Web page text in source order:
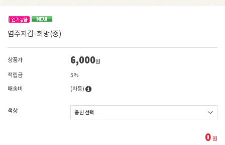
염주지갑-희망(중)
상품가 6,000원
적립금
5%
배송비
(차등)
색상
0원